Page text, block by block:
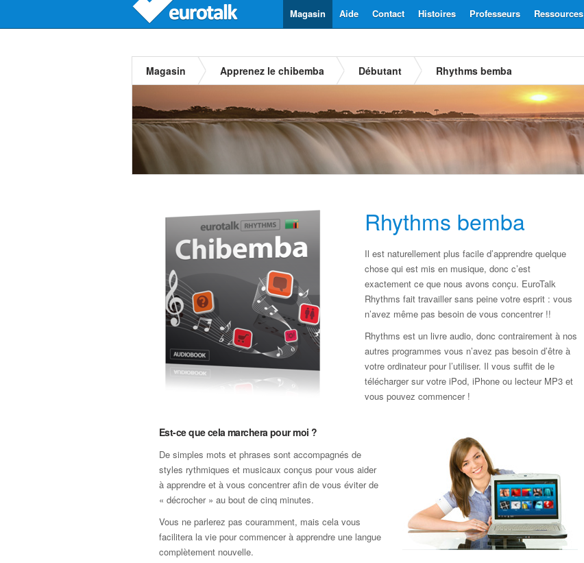
Ressources
Professeurs
Histoires
Contact
Aide
Magasin
Magasin Apprenez le chibemba Débutant Rhythms bemba
Rhythms bemba
Il est naturellement plus facile d’apprendre quelque
chose qui est mis en musique, donc c’est
exactement ce que nous avons conçu. EuroTalk
Rhythms fait travailler sans peine votre esprit : vous
n’avez même pas besoin de vous concentrer !!
Rhythms est un livre audio, donc contrairement à nos
autres programmes vous n’avez pas besoin d’être à
votre ordinateur pour l’utiliser. Il vous suffit de le
télécharger sur votre iPod, iPhone ou lecteur MP3 et
vous pouvez commencer !
Est-ce que cela marchera pour moi ?
De simples mots et phrases sont accompagnés de
styles rythmiques et musicaux conçus pour vous aider
à apprendre et à vous concentrer afin de vous éviter de
« décrocher » au bout de cinq minutes.
Vous ne parlerez pas couramment, mais cela vous
facilitera la vie pour commencer à apprendre une langue
complètement nouvelle.